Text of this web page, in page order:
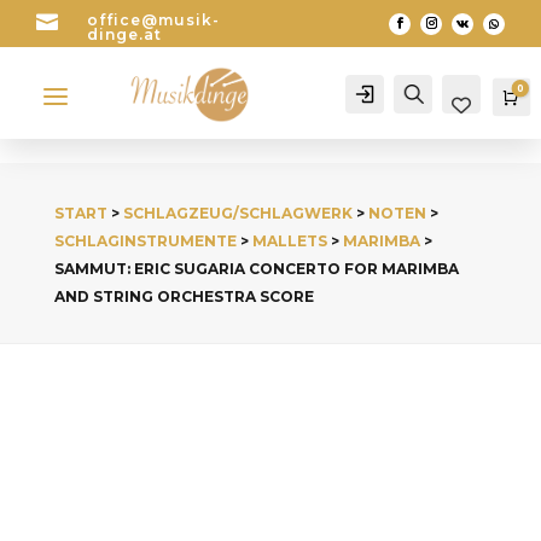

office@musik-
dinge.at
a Account Search 0
START > SCHLAGZEUG/SCHLAGWERK> NOTEN >
SCHLAGINSTRUMENTE> MALLETS> MARIMBA>
SAMMUT: ERIC SUGARIA CONCERTO FOR MARIMBA
AND STRING ORCHESTRA SCORE